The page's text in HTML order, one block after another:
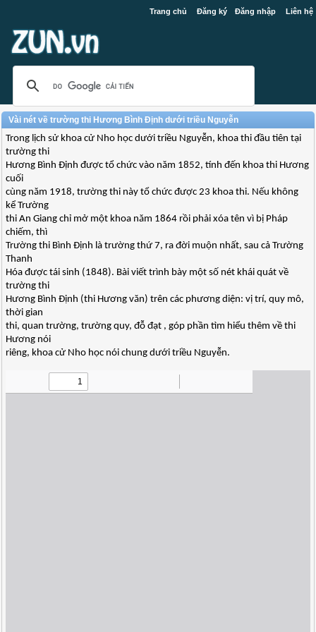
Trang chủ Đăng ký Đăng nhập Liên hệ
Vài nét về trường thi Hương Bình Định dưới triều Nguyễn
Trong lịch sử khoa cử Nho học dưới triều Nguyễn, khoa thi đầu tiên tại
trường thi
Hương Bình Định được tổ chức vào năm 1852, tính đến khoa thi Hương
cuối
cùng năm 1918, trường thi này tổ chức được 23 khoa thi. Nếu không
kể Trường
thi An Giang chỉ mở một khoa năm 1864 rồi phải xóa tên vì bị Pháp
chiếm, thì
Trường thi Bình Định là trường thứ 7, ra đời muộn nhất, sau cả Trường
Thanh
Hóa được tái sinh (1848). Bài viết trình bày một số nét khái quát về
trường thi
Hương Bình Định (thi Hương văn) trên các phương diện: vị trí, quy mô,
thời gian
thi, quan trường, trường quy, đỗ đạt , góp phần tìm hiểu thêm về thi
Hương nói
riêng, khoa cử Nho học nói chung dưới triều Nguyễn.